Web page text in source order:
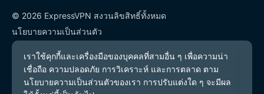
© 2026 ExpressVPN สงวนลิขสิทธิ์ทั้งหมด
นโยบายความเป็นส่วนตัว
เงื่อนไขการให้บริการ
การตั้งค่าคุกกี้